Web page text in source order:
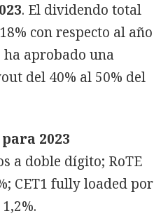
. El dividendo total
con respecto al año
ha aprobado una
del 40% al 50% del
2023
a doble dígito; RoTE
CET1 fully loaded por